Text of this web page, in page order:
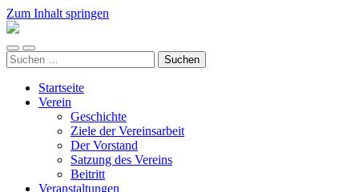
Zum Inhalt springen
Arbeitskreis
Auenwälder
zu
Halle
Mobile-
Menü
Suchfeld
ein-/ausblenden
Suchen
nach:
Startseite
Verein
Geschichte
Ziele der Vereinsarbeit
Der Vorstand
Satzung des Vereins
Beitritt
Veranstaltungen